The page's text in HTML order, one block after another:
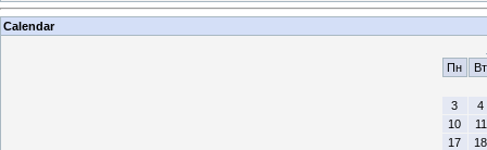
Calendar
Пн
Вт
3
4
10
11
17
18